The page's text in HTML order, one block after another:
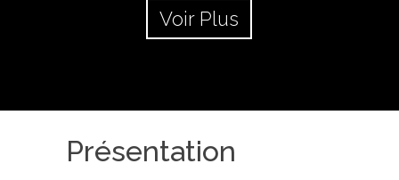
Voir Plus
Présentation